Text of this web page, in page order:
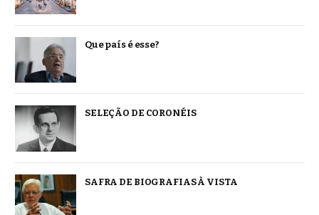
Que país é esse?
SELEÇÃO DE CORONÉIS
SAFRA DE BIOGRAFIAS À VISTA